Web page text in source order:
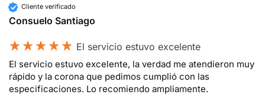
Cliente verificado
Consuelo Santiago
El servicio estuvo excelente
El servicio estuvo excelente, la verdad me atendieron muy
rápido y la corona que pedimos cumplió con las
especificaciones. Lo recomiendo ampliamente.